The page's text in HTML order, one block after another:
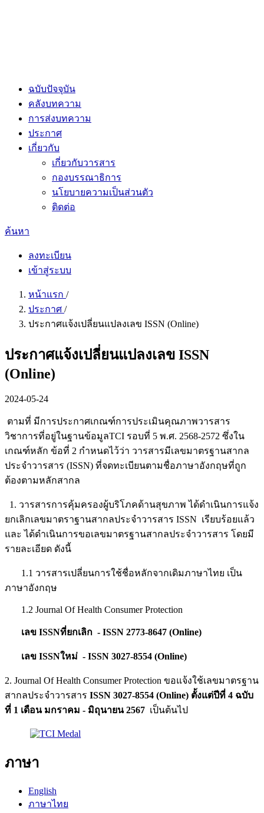
ฉบับปัจจุบัน
คลังบทความ
การส่งบทความ
ประกาศ
เกี่ยวกับ
เกี่ยวกับวารสาร
กองบรรณาธิการ
นโยบายความเป็นส่วนตัว
ติดต่อ
ค้นหา
ลงทะเบียน
เข้าสู่ระบบ
หน้าแรก /
ประกาศ /
ประกาศแจ้งเปลี่ยนแปลงเลข ISSN (Online)
ประกาศแจ้งเปลี่ยนแปลงเลข ISSN
(Online)
2024-05-24
ตามที่ มีการประกาศเกณฑ์การประเมินคุณภาพวารสาร
วิชาการที่อยู่ในฐานข้อมูลTCI รอบที่ 5 พ.ศ. 2568-2572 ซึ่งใน
เกณฑ์หลัก ข้อที่ 2 กำหนดไว้ว่า วารสารมีเลขมาตรฐานสากล
ประจำวารสาร (ISSN) ที่จดทะเบียนตามชื่อภาษาอังกฤษที่ถูก
ต้องตามหลักสากล
1. วารสารการคุ้มครองผู้บริโภคด้านสุขภาพ ได้ดำเนินการแจ้ง
ยกเลิกเลขมาตราฐานสากลประจำวารสาร ISSN เรียบร้อยแล้ว
และ ได้ดำเนินการขอเลขมาตรฐานสากลประจำวารสาร โดยมี
รายละเอียด ดังนี้
1.1 วารสารเปลี่ยนการใช้ชื่อหลักจากเดิมภาษาไทย เป็น
ภาษาอังกฤษ
1.2 Journal Of Health Consumer Protection
เลข ISSNที่ยกเลิก - ISSN 2773-8647 (Online)
เลข ISSNใหม่ - ISSN 3027-8554 (Online)
2. Journal Of Health Consumer Protection ขอแจ้งใช้เลขมาตรฐาน
สากลประจำวารสาร ISSN 3027-8554 (Online) ตั้งแต่ปีที่ 4 ฉบับ
ที่ 1 เดือน มกราคม - มิถุนายน 2567 เป็นต้นไป
ภาษา
English
ภาษาไทย